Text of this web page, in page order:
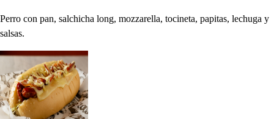
Perro con pan, salchicha long, mozzarella, tocineta, papitas, lechuga y
salsas.